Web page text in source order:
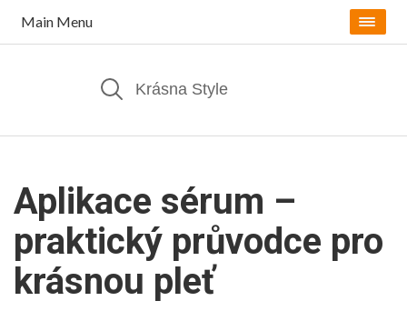
Main Menu
Aplikace sérum –
praktický průvodce pro
krásnou pleť